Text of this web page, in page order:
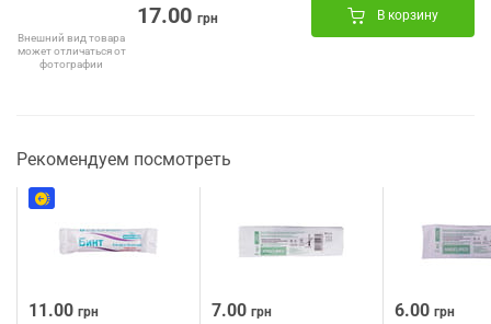
Внешний вид товара
может отличаться от
фотографии
17.00 грн В корзину
Рекомендуем посмотреть
11.00 грн 7.00 грн 6.00 грн